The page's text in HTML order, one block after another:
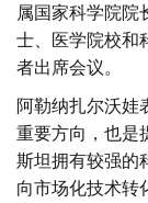
属国家科学院院
士、医学院校和
者出席会议。
阿勒纳扎尔沃娃
重要方向，也是
斯坦拥有较强的
向市场化技术转